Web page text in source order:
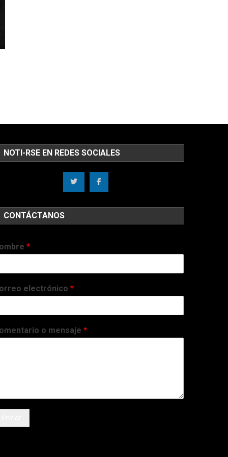
NOTI-RSE EN REDES SOCIALES
CONTÁCTANOS
*
electrónico *
o mensaje *